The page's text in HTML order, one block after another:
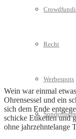
Recht
Werbespots
Wein war einmal
Ohrensessel und ein
sich dem Ende
schicke Etiketten und
ohne jahrzehntelange